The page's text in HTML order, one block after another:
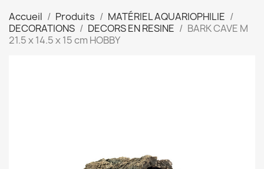
Accueil Produits
MATÉRIEL AQUARIOPHILIE
DECORATIONS
DECORS EN RESINE
BARK CAVE M
21.5 x 14.5 x 15 cm HOBBY